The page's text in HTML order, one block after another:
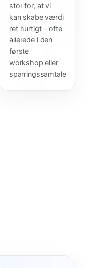
stor for, at vi
kan skabe værdi
ret hurtigt – ofte
allerede i den
første
workshop eller
sparringssamtale.